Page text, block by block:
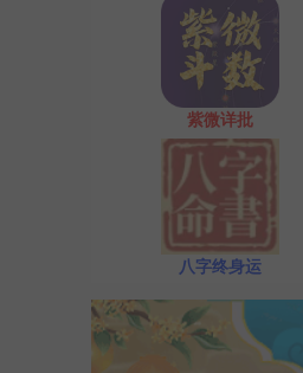
紫微详批
八字终身运